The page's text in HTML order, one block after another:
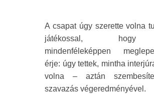
A csapat úgy szerette volna
játékossal,
mindenféleképpen
érje: úgy tettek, mintha
volna – aztán
szavazás végeredményével.